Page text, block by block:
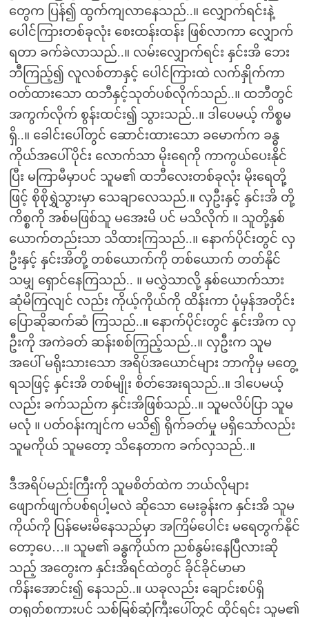
တွေက ပြန်၍ ထွက်ကျလာနေသည်..။ လျှောက်ရင်းနဲ့
ပေါင်ကြားတစ်ခုလုံး စေးထန်းထန်း ဖြစ်လာကာ လျှောက်
ရတာ ခက်ခဲလာသည်..။ လမ်းလျှောက်ရင်း နှင်းအိ ဘေး
ဘီကြည့်၍ လူလစ်တာနှင့် ပေါင်ကြားထဲ လက်နှိုက်ကာ
ဝတ်ထားသော ထဘီနှင့်သုတ်ပစ်လိုက်သည်..။ ထဘီတွင်
အကွက်လိုက် စွန်းထင်း၍ သွားသည်..။ ဒါပေမယ့် ကိစ္စမ
ရှိ..။ ခေါင်းပေါ်တွင် ဆောင်းထားသော ခမောက်က ခန္ဓ
ကိုယ်အပေါ်ပိုင်း လောက်သာ မိုးရေကို ကာကွယ်ပေးနိုင်
ပြီး မကြာမီမှာပင် သူမ၏ ထဘီလေးတစ်ခုလုံး မိုးရေတို့
ဖြင့် စိုစိုရွှဲသွားမှာ သေချာလေသည်.။ လှဦးနှင့် နှင်းအိ တို့
ကိစ္စကို အစ်မဖြစ်သူ မအေးမိ ပင် မသိလိုက် ။ သူတို့နှစ်
ယောက်တည်းသာ သိထားကြသည်..။ နောက်ပိုင်းတွင် လှ
ဦးနှင့် နှင်းအိတို့ တစ်ယောက်ကို တစ်ယောက် တတ်နိုင်
သမျှ ရှောင်နေကြသည်.. ။ မလွှဲသာလို့ နှစ်ယောက်သား
ဆုံမိကြလျင် လည်း ကိုယ့်ကိုယ်ကို ထိန်းကာ ပုံမှန်အတိုင်း
ပြောဆိုဆက်ဆံ ကြသည်..။ နောက်ပိုင်းတွင် နှင်းအိက လှ
ဦးကို အကဲခတ် ဆန်းစစ်ကြည့်သည်..။ လှဦးက သူမ
အပေါ် မရိုးသားသော အရိပ်အယောင်များ ဘာကိုမှ မတွေ့
ရသဖြင့် နှင်းအိ တစ်မျိုး စိတ်အေးရသည်..။ ဒါပေမယ့်
လည်း ခက်သည်က နှင်းအိဖြစ်သည်..။ သူမလိပ်ပြာ သူမ
မလုံ ။ ပတ်ဝန်းကျင်က မသိ၍ ရိုက်ခတ်မှု မရှိသော်လည်း
သူမကိုယ် သူမတော့ သိနေတာက ခက်လှသည်..။
ဒီအရိပ်မည်းကြီးကို သူမစိတ်ထဲက ဘယ်လိုများ
ဖျောက်ဖျက်ပစ်ရပါ့မလဲ ဆိုသော မေးခွန်းက နှင်းအိ သူမ
ကိုယ်ကို ပြန်မေးမိနေသည်မှာ အကြိမ်ပေါင်း မရေတွက်နိုင်
တော့ပေ…။ သူမ၏ ခန္ဓကိုယ်က ညစ်နွမ်းနေပြီလားဆို
သည့် အတွေးက နှင်းအိရင်ထဲတွင် ခိုင်ခိုင်မာမာ
ကိန်းအောင်း၍ နေသည်..။ ယခုလည်း ချောင်းစပ်ရှိ
တရုတ်စကားပင် သစ်မြစ်ဆုံကြီးပေါ်တွင် ထိုင်ရင်း သူမ၏